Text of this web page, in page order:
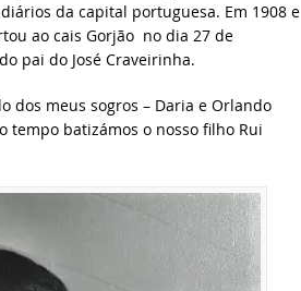
da capital portuguesa. Em 1908 e
ao cais Gorjão no dia 27 de
pai do José Craveirinha.
dos meus sogros – Daria e Orlando
tempo batizámos o nosso filho Rui